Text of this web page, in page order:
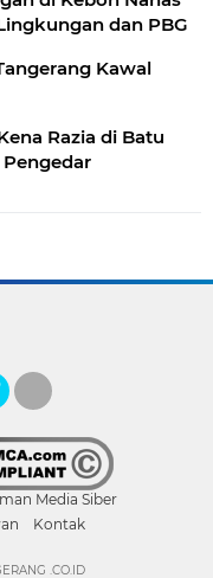
dan PBG
Kawal
Razia di Batu
Media Siber
Kontak
.CO.ID